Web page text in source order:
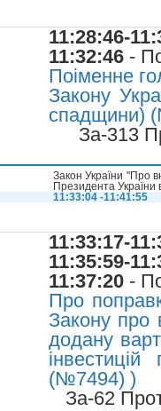
11:28:46-
11:32:46 -
Поіменне
Закону
спадщини)
За-313
Закон України "Про
Президента України
11:33:04 -11:41:55
11:33:17-
11:35:59-
11:37:20 -
Про
Закону про
додану
(№7494) )
За-62